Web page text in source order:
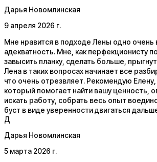
Дарья Новомлинская
9 апреля 2026 г.
Мне нравится в подходе Лены одно очень
адекватность. Мне, как перфекционисту
завысить планку, сделать больше,
Лена в таких вопросах начинает все
что очень отрезвляет. Рекомендую Елену,
который помогает найти вашу ценность,
искать работу, собрать весь опыт
буст в виде уверенности двигаться
Д
Дарья Новомлинская
5 марта 2026 г.